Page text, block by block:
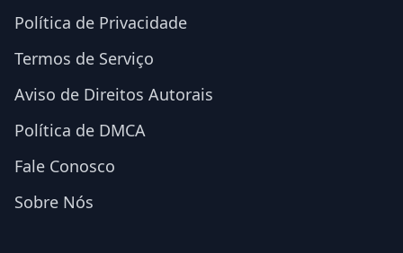
Política de Privacidade
Termos de Serviço
Aviso de Direitos Autorais
Política de DMCA
Fale Conosco
Sobre Nós